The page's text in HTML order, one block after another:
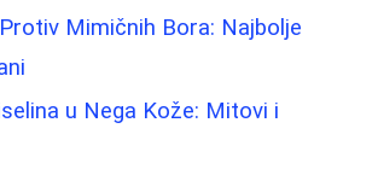
Mimičnih Bora: Najbolje
u Nega Kože: Mitovi i